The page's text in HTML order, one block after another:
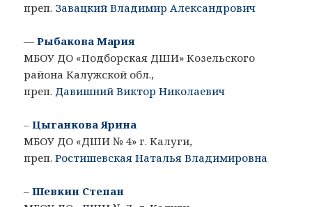
преп. Завацкий Владимир Александрович
—Рыбакова Мария
МБОУ ДО «Подборская ДШИ» Козельского
района Калужской обл.,
преп. Давишний Виктор Николаевич
–Цыганкова Ярина
МБОУ ДО «ДШИ № 4» г. Калуги,
преп.Ростишевская Наталья Владимировна
–Шевкин Степан